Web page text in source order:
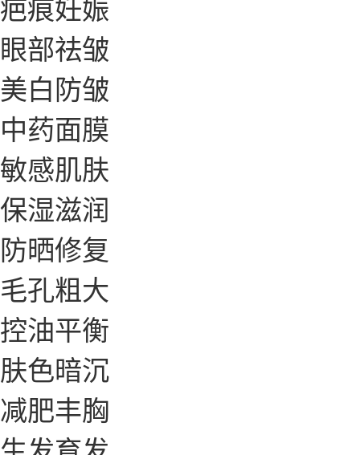
疤痕妊娠
眼部祛皱
美白防皱
中药面膜
敏感肌肤
保湿滋润
防晒修复
毛孔粗大
控油平衡
肤色暗沉
减肥丰胸